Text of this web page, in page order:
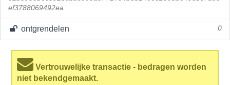
ef3788069492ea
ontgrendelen 0
Vertrouwelijke transactie - bedragen worden
niet bekendgemaakt.